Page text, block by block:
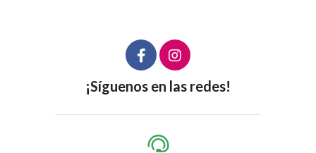
¡Síguenos en las redes!